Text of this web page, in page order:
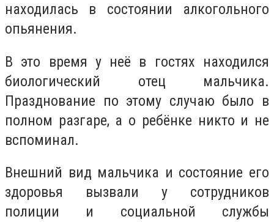
находилась в состоянии алкогольного
опьянения.
В это время у неё в гостях находился
биологический отец мальчика.
Празднование по этому случаю было в
полном разгаре, а о ребёнке никто и не
вспоминал.
Внешний вид мальчика и состояние его
здоровья вызвали у сотрудников
полиции и социальной службы